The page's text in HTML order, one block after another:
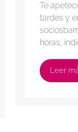
Te
tardes y
horas,
Leer